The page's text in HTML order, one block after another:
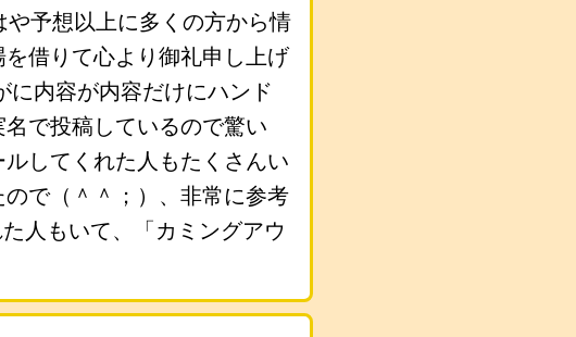
予想以上に多くの方から情
借りて心より御礼申し上げ
に内容が内容だけにハンド
で投稿しているので驚い
してくれた人もたくさんい
で（＾＾；）、非常に参考
人もいて、「カミングアウ